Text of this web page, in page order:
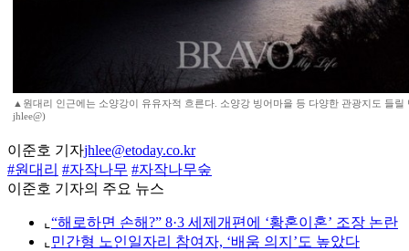
▲원대리 인근에는 소양강이 유유자적 흐른다. 소양강 빙어마을 등 다양한 관광지도 들릴
jhlee@)
이준호 기자jhlee@etoday.co.kr
#원대리 #자작나무 #자작나무숲
이준호 기자의 주요 뉴스
⌞ “해로하면 손해?” 8·3 세제개편에 ‘황혼이혼’ 조장 논란
⌞ 민간형 노인일자리 참여자, ‘배움 의지’도 높았다